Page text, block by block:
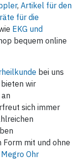
, Artikel für den
für die
EKG und
bequem online
bei uns
bieten wir
sich immer
mit und ohne
Megro Ohr